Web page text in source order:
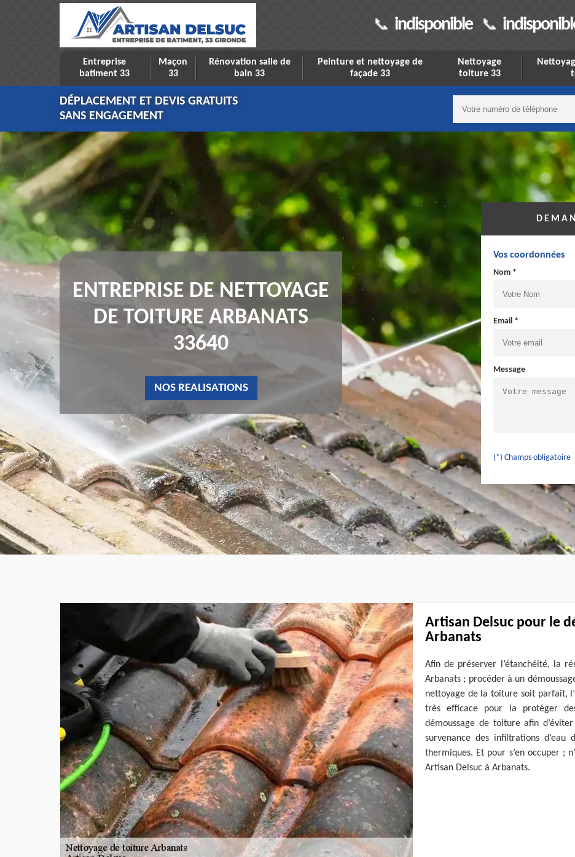
indisponible
Entreprise
batiment 33
Maçon
33
Rénovation salle de
bain 33
Peinture et nettoyage de
façade 33
Nettoyage
toiture 33
DÉPLACEMENT ET DEVIS GRATUITS
SANS ENGAGEMENT
ENTREPRISE DE NETTOYAGE
DE TOITURE ARBANATS
33640
NOS REALISATIONS
Vos coordonnées
Nom *
Email *
Message
(*) Champs obligatoire
Artisan Delsuc pour le
Arbanats
Afin de préserver l’étanchéité, la
Arbanats ; procéder à un
nettoyage de la toiture soit parfait,
très efficace pour la protéger
démoussage de toiture afin
survenance des infiltrations d’eau
thermiques. Et pour s’en occuper ;
Artisan Delsuc à Arbanats.